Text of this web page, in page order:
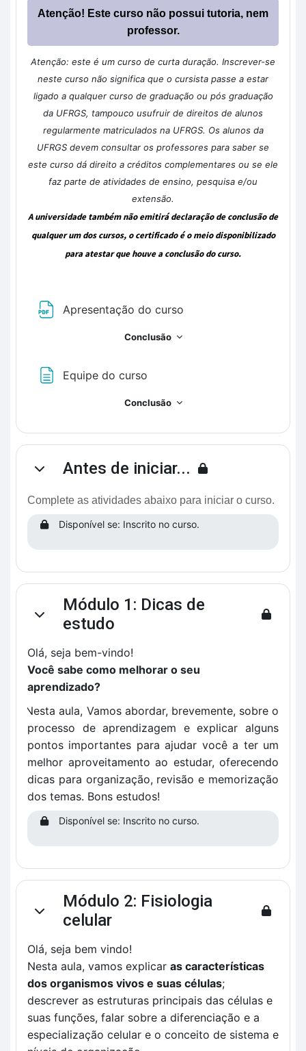
Atenção! Este curso não possui tutoria, nem
professor.
Atenção: este é um curso de curta duração. Inscrever-se
neste curso não significa que o cursista passe a estar
ligado a qualquer curso de graduação ou pós graduação
da UFRGS, tampouco usufruir de direitos de alunos
regularmente matriculados na UFRGS. Os alunos da
UFRGS devem consultar os professores para saber se
este curso dá direito a créditos complementares ou se ele
faz parte de atividades de ensino, pesquisa e/ou
extensão.
A universidade também não emitirá declaração de conclusão de
qualquer um dos cursos, o certificado é o meio disponibilizado
para atestar que houve a conclusão do curso.
Apresentação do curso
Conclusão
Equipe do curso
Conclusão
ContrairAntes de iniciar...
Complete as atividades abaixo para iniciar o curso.
Disponível se: Inscrito no curso.
Contrair
Módulo 1: Dicas de
estudo
Olá, seja bem-vindo!
Você sabe como melhorar o seu
aprendizado?
Nesta aula, Vamos abordar, brevemente, sobre o
processo de aprendizagem e explicar alguns
pontos importantes para ajudar você a ter um
melhor aproveitamento ao estudar, oferecendo
dicas para organização, revisão e memorização
dos temas. Bons estudos!
Disponível se: Inscrito no curso.
Contrair
Módulo 2: Fisiologia
celular
Olá, seja bem vindo!
Nesta aula, vamos explicar as características
dos organismos vivos e suas células;
descrever as estruturas principais das células e
suas funções, falar sobre a diferenciação e a
especialização celular e o conceito de sistema e